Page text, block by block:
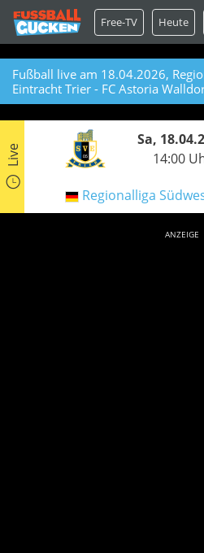
Free-TV Heute
Fußball live am 18.04.2026,
Eintracht Trier - FC Astoria
Live
Sa,
14:00
Regionalliga
ANZEIGE